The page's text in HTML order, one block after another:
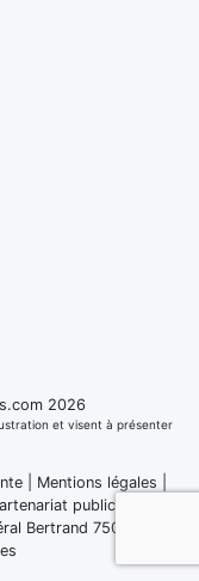
2026
et visent à présenter
| Mentions légales
publicitaire
Bertrand 75007 Paris